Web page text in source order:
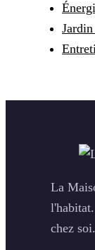
La
chez soi.